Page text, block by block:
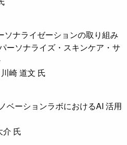
ナライゼーションの取り組み
ーソナライズ・スキンケア・サ
崎 道文 氏
ベーションラボにおけるAI 活用
介 氏